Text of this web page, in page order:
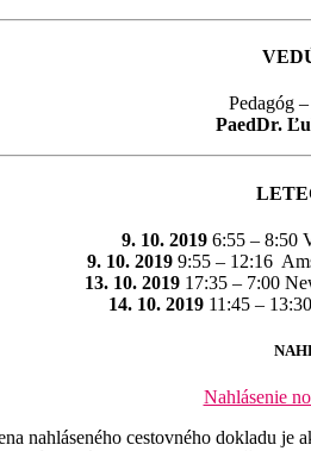
Pedagóg
PaedDr.
9. 10. 2019 6:55 – 8:50
9. 10. 2019 9:55 – 12:16
13. 10. 2019 17:35 – 7:00
14. 10. 201911:45 –
Nahlásenie
nahláseného cestovného dokladu je